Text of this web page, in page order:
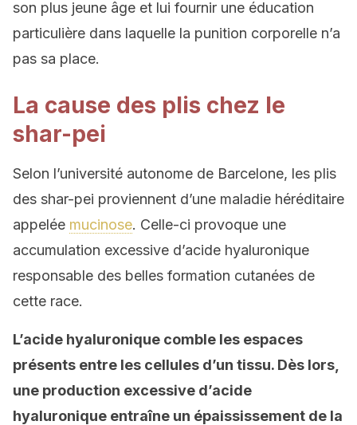
son plus jeune âge et lui fournir une éducation
particulière dans laquelle la punition corporelle n’a
pas sa place.
La cause des plis chez le
shar-pei
Selon l’université autonome de Barcelone, les plis
des shar-pei proviennent d’une maladie héréditaire
appelée mucinose. Celle-ci provoque une
accumulation excessive d’acide hyaluronique
responsable des belles formation cutanées de
cette race.
L’acide hyaluronique comble les espaces
présents entre les cellules d’un tissu. Dès lors,
une production excessive d’acide
hyaluronique entraîne un épaississement de la